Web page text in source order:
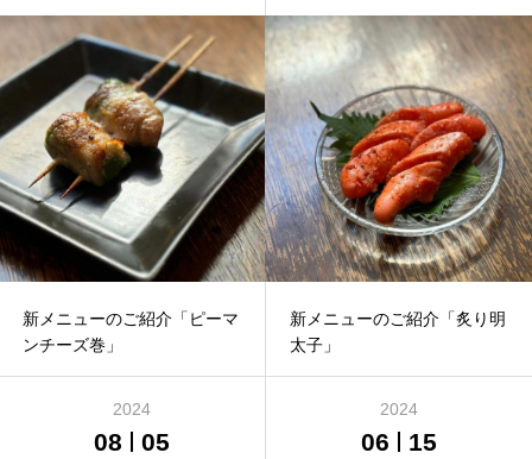
新メニューのご紹介「ピーマ
ンチーズ巻」
新メニューのご紹介「炙り明
太子」
2024
08 05
2024
06 15